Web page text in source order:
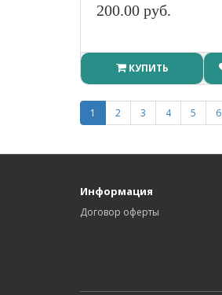
200.00 руб.
КУПИТЬ
1 2 3 4 5 6
Информация
Договор оферты